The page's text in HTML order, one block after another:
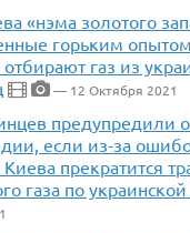
«нэма золотого
горьким
газ из
— 12 Октября 2021
предупредили
если из-за
прекратится
газа по